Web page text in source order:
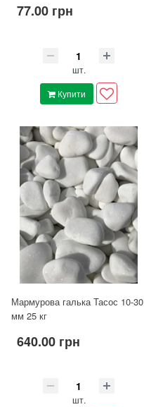
77.00 грн
шт.
Купити
Мармурова галька Тасос 10-30
мм 25 кг
640.00 грн
шт.